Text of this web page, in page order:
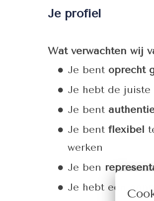
Je profiel
Wat verwachten wij
Je bent oprecht
Je hebt de juiste
Je bent
Je bent flexibel
werken
Je ben
Je hebt een